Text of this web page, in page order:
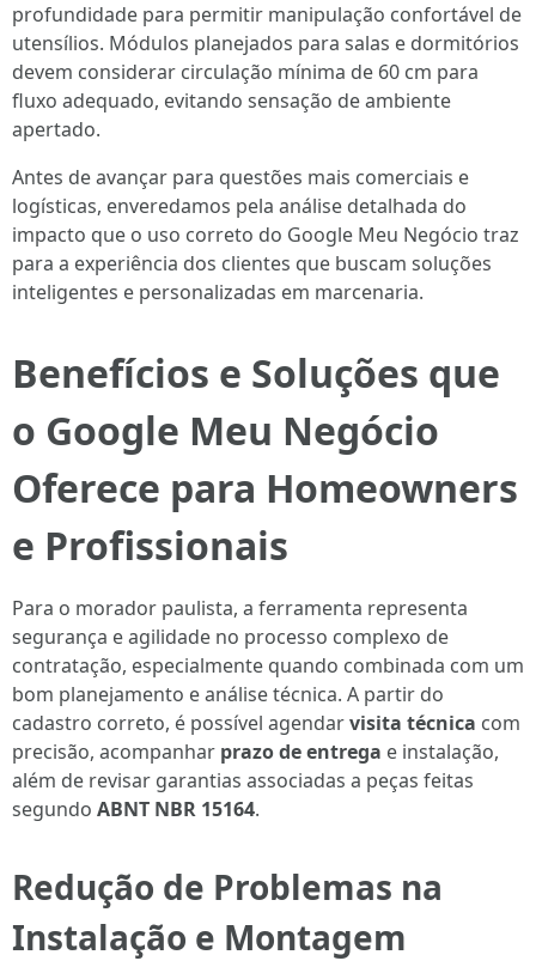
profundidade para permitir manipulação confortável de
utensílios. Módulos planejados para salas e dormitórios
devem considerar circulação mínima de 60 cm para
fluxo adequado, evitando sensação de ambiente
apertado.
Antes de avançar para questões mais comerciais e
logísticas, enveredamos pela análise detalhada do
impacto que o uso correto do Google Meu Negócio traz
para a experiência dos clientes que buscam soluções
inteligentes e personalizadas em marcenaria.
Benefícios e Soluções que
o Google Meu Negócio
Oferece para Homeowners
e Profissionais
Para o morador paulista, a ferramenta representa
segurança e agilidade no processo complexo de
contratação, especialmente quando combinada com um
bom planejamento e análise técnica. A partir do
cadastro correto, é possível agendarvisita técnica com
precisão, acompanhar prazo de entrega e instalação,
além de revisar garantias associadas a peças feitas
segundo ABNT NBR 15164.
Redução de Problemas na
Instalação e Montagem